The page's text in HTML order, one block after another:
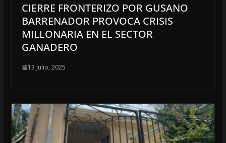
CIERRE FRONTERIZO POR GUSANO
BARRENADOR PROVOCA CRISIS
MILLONARIA EN EL SECTOR
GANADERO
13 julio, 2025